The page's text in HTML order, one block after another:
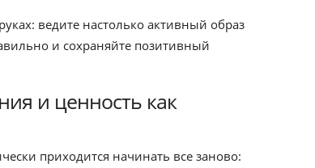
ведите настолько активный образ
и сохраняйте позитивный
и ценность как
приходится начинать все заново: